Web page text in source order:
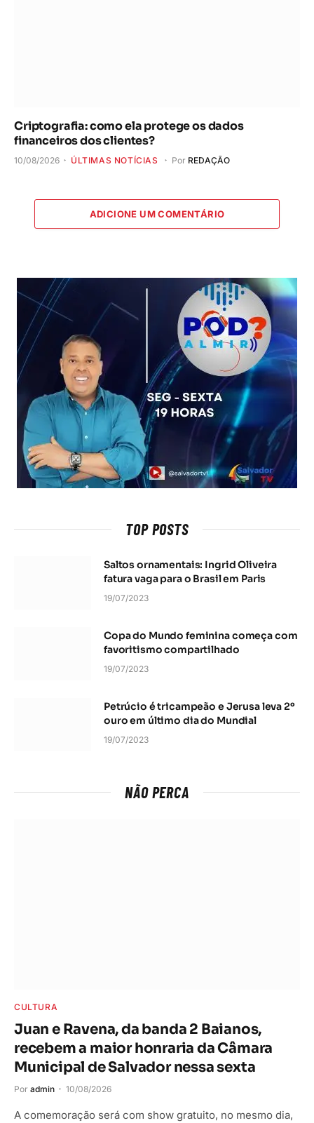
Criptografia: como ela protege os dados
financeiros dos clientes?
10/08/2026 ÚLTIMAS NOTÍCIAS Por REDAÇÃO
ADICIONE UM COMENTÁRIO
TOP POSTS
Saltos ornamentais: Ingrid Oliveira
fatura vaga para o Brasil em Paris
19/07/2023
Copa do Mundo feminina começa com
favoritismo compartilhado
19/07/2023
Petrúcio é tricampeão e Jerusa leva 2º
ouro em último dia do Mundial
19/07/2023
NÃO PERCA
CULTURA
Juan e Ravena, da banda 2 Baianos,
recebem a maior honraria da Câmara
Municipal de Salvador nessa sexta
Por admin 10/08/2026
A comemoração será com show gratuito, no mesmo dia,